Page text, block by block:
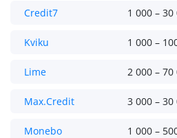
Credit7 1 000 – 30
Kviku 1 000 –
Lime 2 000 – 70
Max.Credit 3 000 – 30
Monebo 1 000 –